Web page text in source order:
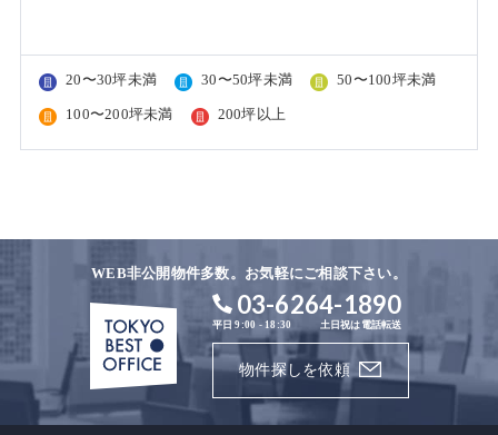
20〜30坪未満 30〜50坪未満 50〜100坪未満
100〜200坪未満 200坪以上
WEB非公開物件多数。お気軽にご相談下さい。
03-6264-1890
平日 9:00 - 18:30 土日祝は電話転送
物件探しを依頼